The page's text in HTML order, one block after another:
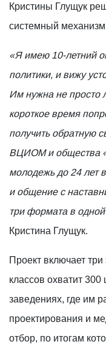
Кристины Глущук
системный
«Я имею 10-летний
политики, и вижу
Им нужна не просто
короткое время
получить обратную
ВЦИОМ и общества
молодежь до 24 лет
и общение с
три формата в
Кристина Глущук.
Проект включает
классов охватит
заведениях, где им
проектирования и
отбор, по итогам